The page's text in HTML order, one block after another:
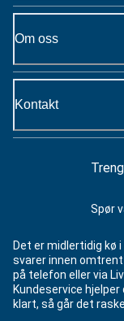
Om oss
Kontakt
Spør
Det er midlertidig kø
svarer innen
på telefon eller via
Kundeservice
klart, så går det